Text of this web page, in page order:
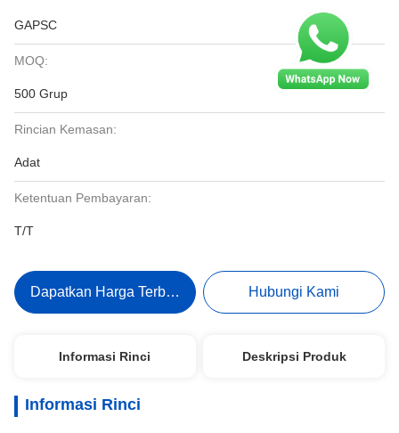
GAPSC
MOQ:
500 Grup
Rincian Kemasan:
Adat
Ketentuan Pembayaran:
T/T
Dapatkan Harga Terbaik Hubungi Kami
Informasi Rinci Deskripsi Produk
Informasi Rinci